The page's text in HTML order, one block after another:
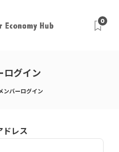
0
ログイン
ンバーログイン
ドレス